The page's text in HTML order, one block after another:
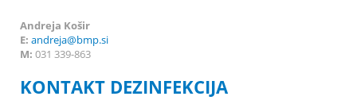
Andreja Košir
E: andreja@bmp.si
M: 031 339-863
KONTAKT DEZINFEKCIJA